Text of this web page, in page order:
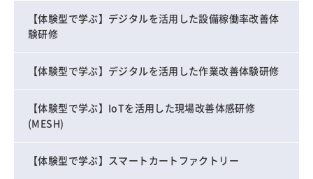
【体験型で学ぶ】デジタルを活用した設備稼働率改善体
験研修
【体験型で学ぶ】デジタルを活用した作業改善体験研修
【体験型で学ぶ】IoTを活用した現場改善体感研修
(MESH)
【体験型で学ぶ】スマートカートファクトリー